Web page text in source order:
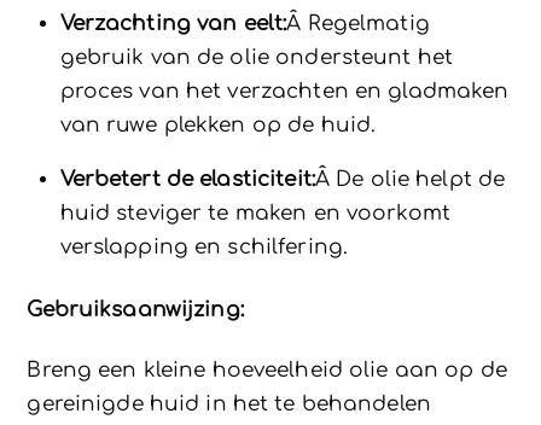
Verzachting van eelt:Â Regelmatig
gebruik van de olie ondersteunt het
proces van het verzachten en gladmaken
van ruwe plekken op de huid.
Verbetert de elasticiteit:Â De olie helpt de
huid steviger te maken en voorkomt
verslapping en schilfering.
Gebruiksaanwijzing:
Breng een kleine hoeveelheid olie aan op de
gereinigde huid in het te behandelen